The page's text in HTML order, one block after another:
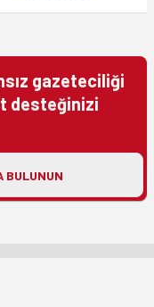
gazeteciliği
desteğinizi
BULUNUN